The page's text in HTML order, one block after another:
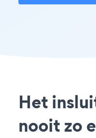
Het
nooit zo